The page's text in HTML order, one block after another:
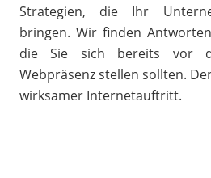
Strategien, die Ihr
bringen. Wir finden
die Sie sich bereits vor
Webpräsenz stellen sollten.
wirksamer Internetauftritt.